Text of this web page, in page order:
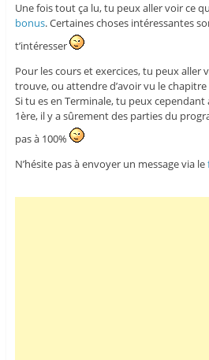
Une fois tout ça lu, tu peux aller voir ce
bonus. Certaines choses intéressantes
t’intéresser
Pour les cours et exercices, tu peux aller
trouve, ou attendre d’avoir vu le chapitre
Si tu es en Terminale, tu peux
1ère, il y a sûrement des parties du
pas à 100%
N’hésite pas à envoyer un message via le